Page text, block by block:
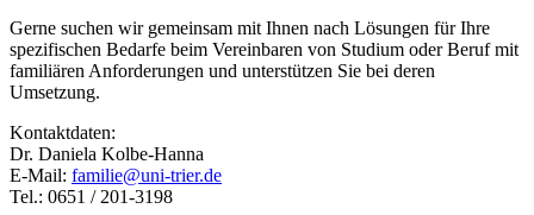
Gerne suchen wir gemeinsam mit Ihnen nach Lösungen für Ihre
spezifischen Bedarfe beim Vereinbaren von Studium oder Beruf mit
familiären Anforderungen und unterstützen Sie bei deren
Umsetzung.
Kontaktdaten:
Dr. Daniela Kolbe-Hanna
E-Mail: familie@uni-trier.de
Tel.: 0651 / 201-3198